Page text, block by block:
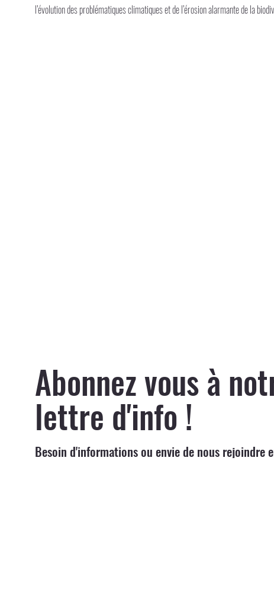
l’évolution des problématiques climatiques et de l’érosion alarmante de la
Abonnez vous à
lettre d'info !
Besoin d'informations ou envie de nous rejoindre